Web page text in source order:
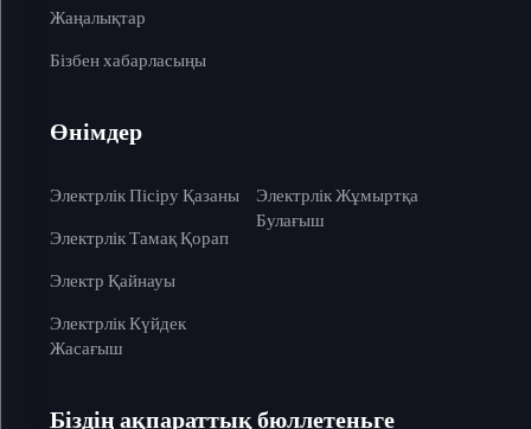
Жаңалықтар
Бізбен хабарласыңы
Өнімдер
Электрлік Пісіру Қазаны
Электрлік Тамақ Қорап
Электр Қайнауы
Электрлік Күйдек
Жасағыш
Электрлік Жұмыртқа
Булағыш
Біздің ақпараттық бюллетеньге